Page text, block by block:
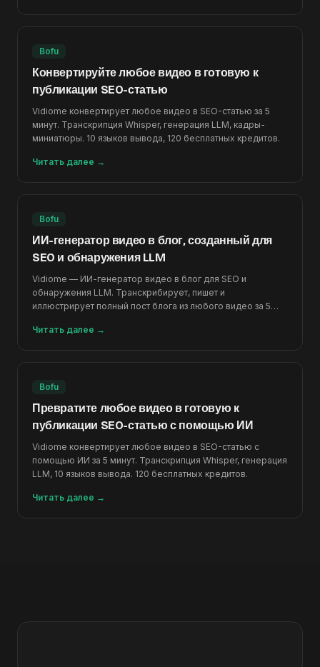
Bofu
Конвертируйте любое видео в готовую к
публикации SEO-статью
Vidiome конвертирует любое видео в SEO-статью за 5
минут. Транскрипция Whisper, генерация LLM, кадры-
миниатюры. 10 языков вывода, 120 бесплатных кредитов.
Читать далее →
Bofu
ИИ-генератор видео в блог, созданный для
SEO и обнаружения LLM
Vidiome — ИИ-генератор видео в блог для SEO и
обнаружения LLM. Транскрибирует, пишет и
иллюстрирует полный пост блога из любого видео за 5
Читать далее →
Bofu
Превратите любое видео в готовую к
публикации SEO-статью с помощью ИИ
Vidiome конвертирует любое видео в SEO-статью с
помощью ИИ за 5 минут. Транскрипция Whisper, генерация
LLM, 10 языков вывода. 120 бесплатных кредитов.
Читать далее →